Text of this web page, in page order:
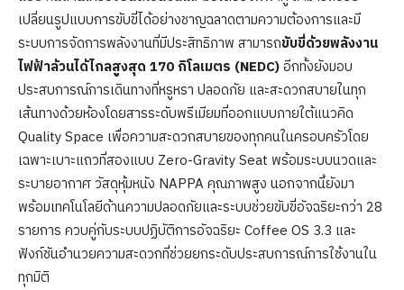
เปลี่ยนรูปแบบการขับขี่ได้อย่างชาญฉลาดตามความต้องการและมี
ระบบการจัดการพลังงานที่มีประสิทธิภาพ สามารถขับขี่ด้วยพลังงาน
ไฟฟ้าล้วนได้ไกลสูงสุด 170 กิโลเมตร (NEDC)อีกทั้งยังมอบ
ประสบการณ์การเดินทางที่หรูหรา ปลอดภัย และสะดวกสบายในทุก
เส้นทางด้วยห้องโดยสารระดับพรีเมียมที่ออกแบบภายใต้แนวคิด
Quality Space เพื่อความสะดวกสบายของทุกคนในครอบครัวโดย
เฉพาะเบาะแถวที่สองแบบ Zero-Gravity Seat พร้อมระบบนวดและ
ระบายอากาศ วัสดุหุ้มหนัง NAPPA คุณภาพสูง นอกจากนี้ยังมา
พร้อมเทคโนโลยีด้านความปลอดภัยและระบบช่วยขับขี่อัจฉริยะกว่า 28
รายการ ควบคู่กับระบบปฏิบัติการอัจฉริยะ Coffee OS 3.3 และ
ฟังก์ชันอำนวยความสะดวกที่ช่วยยกระดับประสบการณ์การใช้งานใน
ทุกมิติ